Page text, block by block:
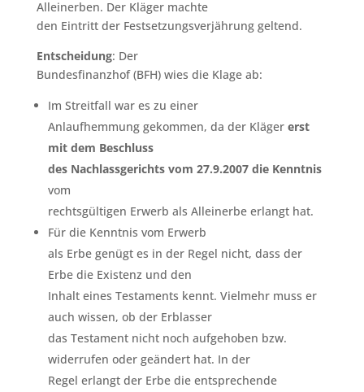
Alleinerben. Der Kläger machte
den Eintritt der Festsetzungsverjährung geltend.
Entscheidung: Der
Bundesfinanzhof (BFH) wies die Klage ab:
Im Streitfall war es zu einer
Anlaufhemmung gekommen, da der Kläger erst
mit dem Beschluss
des Nachlassgerichts vom 27.9.2007die Kenntnis
vom
rechtsgültigen Erwerb als Alleinerbe erlangt hat.
Für die Kenntnis vom Erwerb
als Erbe genügt es in der Regel nicht, dass der
Erbe die Existenz und den
Inhalt eines Testaments kennt. Vielmehr muss er
auch wissen, ob der Erblasser
das Testament nicht noch aufgehoben bzw.
widerrufen oder geändert hat. In der
Regel erlangt der Erbe die entsprechende